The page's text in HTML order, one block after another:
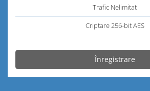
Trafic Nelimitat
Criptare 256-bit AES
Înregistrare